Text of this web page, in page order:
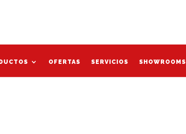
OFERTAS SERVICIOS SHOWROOMS